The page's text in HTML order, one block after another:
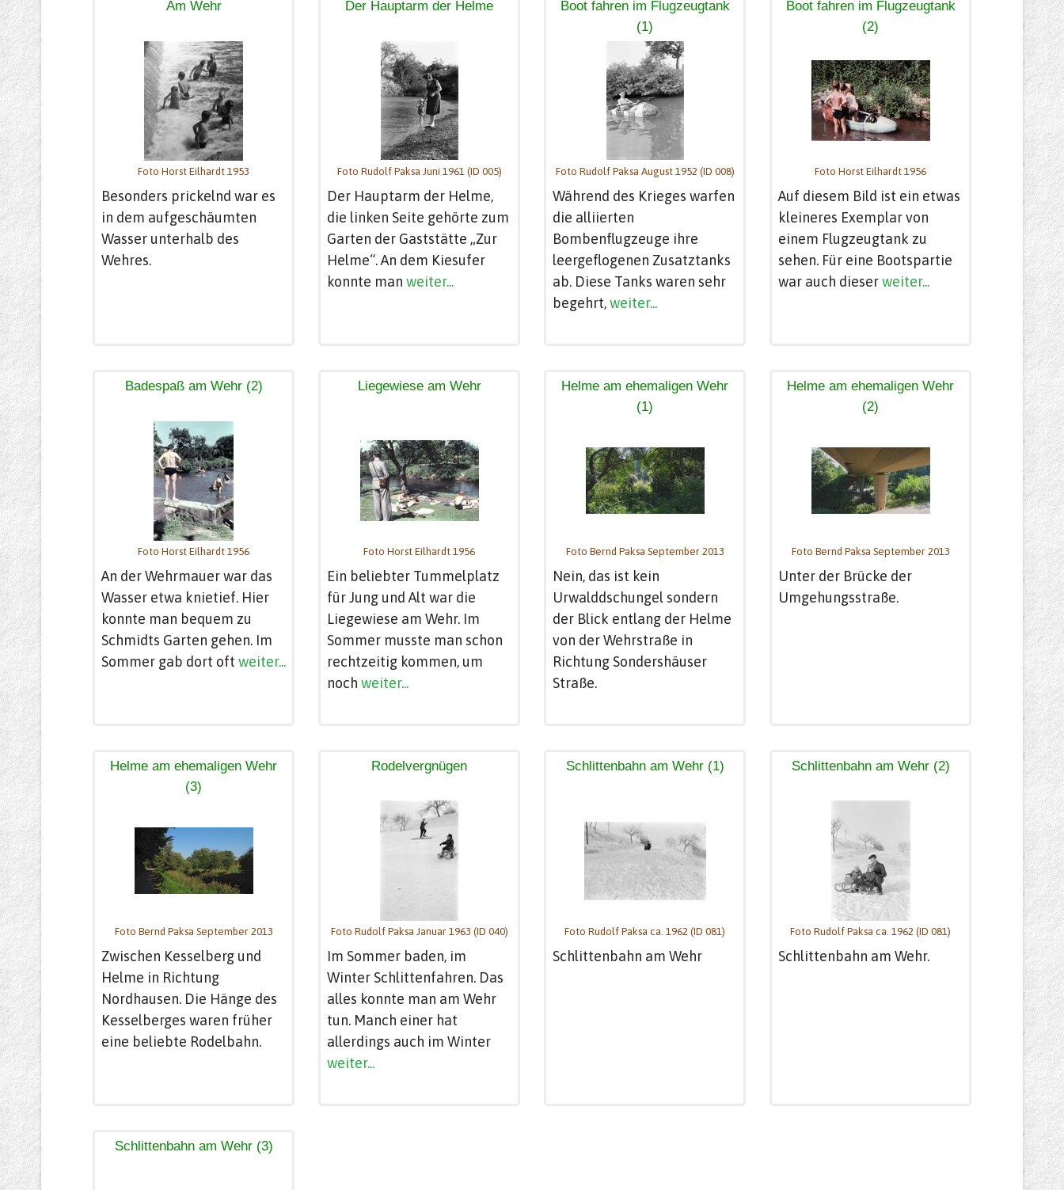
Am Wehr
Foto Horst Eilhardt 1953
Besonders prickelnd war es
in dem aufgeschäumten
Wasser unterhalb des
Wehres.
Der Hauptarm der Helme
Foto Rudolf Paksa Juni 1961 (ID 005)
Der Hauptarm der Helme,
die linken Seite gehörte zum
Garten der Gaststätte „Zur
Helme“. An dem Kiesufer
konnte man weiter...
Boot fahren im Flugzeugtank
(1)
Foto Rudolf Paksa August 1952 (ID 008)
Während des Krieges warfen
die alliierten
Bombenflugzeuge ihre
leergeflogenen Zusatztanks
ab. Diese Tanks waren sehr
begehrt,weiter...
Boot fahren im Flugzeugtank
(2)
Foto Horst Eilhardt 1956
Auf diesem Bild ist ein etwas
kleineres Exemplar von
einem Flugzeugtank zu
sehen. Für eine Bootspartie
war auch dieserweiter...
Badespaß am Wehr (2)
Foto Horst Eilhardt 1956
An der Wehrmauer war das
Wasser etwa knietief. Hier
konnte man bequem zu
Schmidts Garten gehen. Im
Sommer gab dort oft weiter...
Liegewiese am Wehr
Foto Horst Eilhardt 1956
Ein beliebter Tummelplatz
für Jung und Alt war die
Liegewiese am Wehr. Im
Sommer musste man schon
rechtzeitig kommen, um
noch weiter...
Helme am ehemaligen Wehr
(1)
Foto Bernd Paksa September 2013
Nein, das ist kein
Urwalddschungel sondern
der Blick entlang der Helme
von der Wehrstraße in
Richtung Sondershäuser
Straße.
Helme am ehemaligen Wehr
(2)
Foto Bernd Paksa September 2013
Unter der Brücke der
Umgehungsstraße.
Helme am ehemaligen Wehr
(3)
Foto Bernd Paksa September 2013
Zwischen Kesselberg und
Helme in Richtung
Nordhausen. Die Hänge des
Kesselberges waren früher
eine beliebte Rodelbahn.
Rodelvergnügen
Foto Rudolf Paksa Januar 1963 (ID 040)
Im Sommer baden, im
Winter Schlittenfahren. Das
alles konnte man am Wehr
tun. Manch einer hat
allerdings auch im Winter
weiter...
Schlittenbahn am Wehr (1)
Foto Rudolf Paksa ca. 1962 (ID 081)
Schlittenbahn am Wehr
Schlittenbahn am Wehr (2)
Foto Rudolf Paksa ca. 1962 (ID 081)
Schlittenbahn am Wehr.
Schlittenbahn am Wehr (3)